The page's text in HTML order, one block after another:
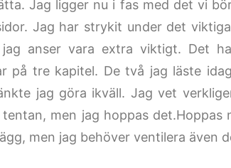
Jag ligger nu i fas med det vi
Jag har strykit under det
anser vara extra viktigt. Det
på tre kapitel. De två jag läste
jag göra ikväll. Jag vet
men jag hoppas det.Hoppas
men jag behöver ventilera även